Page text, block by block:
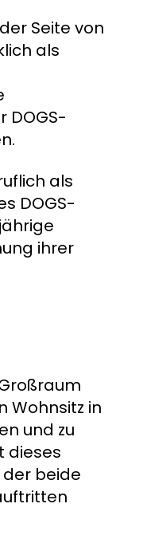
Seite von
als
DOGS-
als
DOGS-
ihrer
Wohnsitz in
und zu
dieses
beide